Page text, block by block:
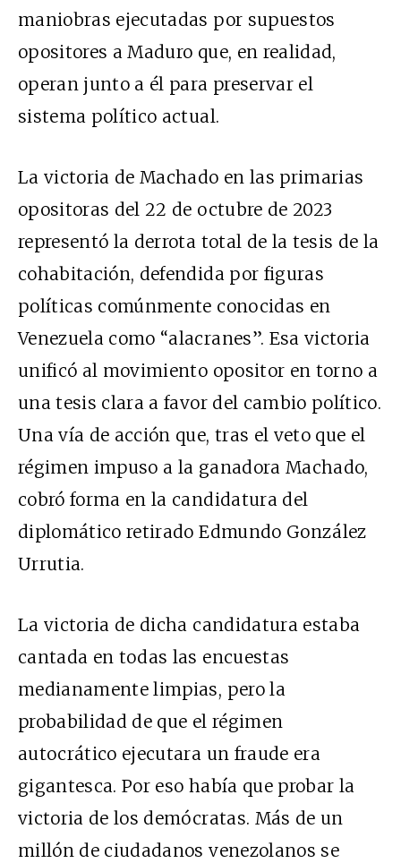
maniobras ejecutadas por supuestos
opositores a Maduro que, en realidad,
operan junto a él para preservar el
sistema político actual.
La victoria de Machado en las primarias
opositoras del 22 de octubre de 2023
representó la derrota total de la tesis de la
cohabitación, defendida por figuras
políticas comúnmente conocidas en
Venezuela como “alacranes”. Esa victoria
unificó al movimiento opositor en torno a
una tesis clara a favor del cambio político.
Una vía de acción que, tras el veto que el
régimen impuso a la ganadora Machado,
cobró forma en la candidatura del
diplomático retirado Edmundo González
Urrutia.
La victoria de dicha candidatura estaba
cantada en todas las encuestas
medianamente limpias, pero la
probabilidad de que el régimen
autocrático ejecutara un fraude era
gigantesca. Por eso había que probar la
victoria de los demócratas. Más de un
millón de ciudadanos venezolanos se